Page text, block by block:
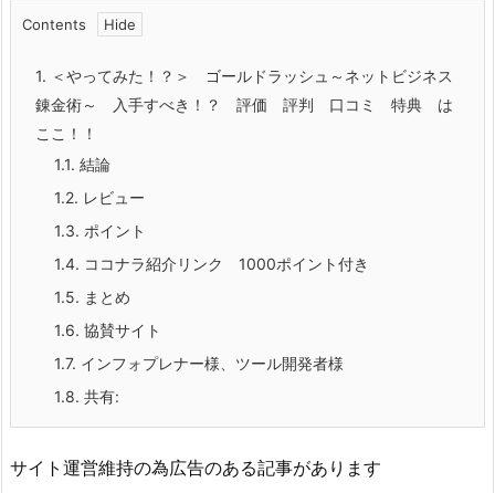
Contents
1. ＜やってみた！？＞ ゴールドラッシュ～ネットビジネス
錬金術～ 入手すべき！？ 評価 評判 口コミ 特典 は
ここ！！
1.1. 結論
1.2. レビュー
1.3. ポイント
1.4. ココナラ紹介リンク 1000ポイント付き
1.5. まとめ
1.6. 協賛サイト
1.7. インフォプレナー様、ツール開発者様
1.8. 共有:
サイト運営維持の為広告のある記事があります